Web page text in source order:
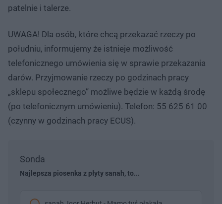
patelnie i talerze.
UWAGA! Dla osób, które chcą przekazać rzeczy po
południu, informujemy że istnieje możliwość
telefonicznego umówienia się w sprawie przekazania
darów. Przyjmowanie rzeczy po godzinach pracy
„sklepu społecznego” możliwe będzie w każdą środę
(po telefonicznym umówieniu). Telefon: 55 625 61 00
(czynny w godzinach pracy ECUS).
Sonda
Najlepsza piosenka z płyty sanah, to...